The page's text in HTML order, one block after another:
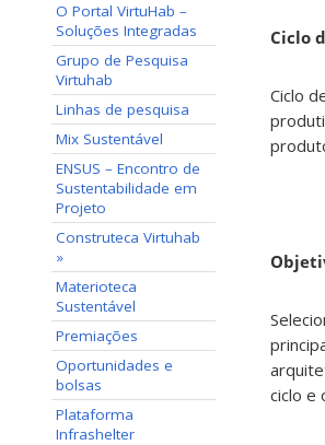
O Portal VirtuHab –
Soluções Integradas
Grupo de Pesquisa
Virtuhab
Linhas de pesquisa
Mix Sustentável
ENSUS – Encontro de
Sustentabilidade em
Projeto
Construteca Virtuhab
»
Materioteca
Sustentável
Premiações
Oportunidades e
bolsas
Plataforma
Infrashelter
Ciclo
Ciclo
ciclo e